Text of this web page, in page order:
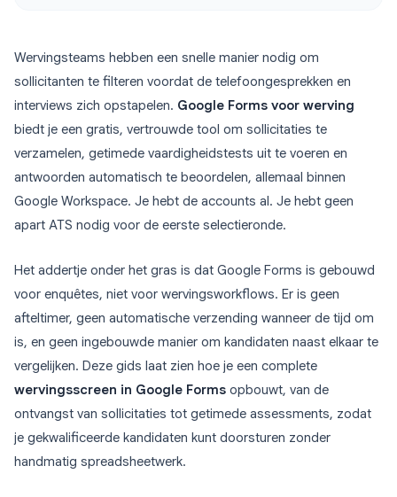
Wervingsteams hebben een snelle manier nodig om
sollicitanten te filteren voordat de telefoongesprekken en
interviews zich opstapelen. Google Forms voor werving
biedt je een gratis, vertrouwde tool om sollicitaties te
verzamelen, getimede vaardigheidstests uit te voeren en
antwoorden automatisch te beoordelen, allemaal binnen
Google Workspace. Je hebt de accounts al. Je hebt geen
apart ATS nodig voor de eerste selectieronde.
Het addertje onder het gras is dat Google Forms is gebouwd
voor enquêtes, niet voor wervingsworkflows. Er is geen
afteltimer, geen automatische verzending wanneer de tijd om
is, en geen ingebouwde manier om kandidaten naast elkaar te
vergelijken. Deze gids laat zien hoe je een complete
wervingsscreen in Google Forms opbouwt, van de
ontvangst van sollicitaties tot getimede assessments, zodat
je gekwalificeerde kandidaten kunt doorsturen zonder
handmatig spreadsheetwerk.